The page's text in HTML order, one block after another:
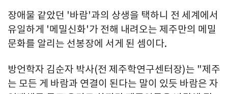
장애물 같았던 '바람'과의 상생을 택하니 전 세계에서
유일하게 '메밀신화'가 전해 내려오는 제주만의 메밀
문화를 알리는 선봉장에 서게 된 셈이다.
방언학자 김순자 박사(전 제주학연구센터장)는 "제주
는 모든 게 바람과 연결이 된다는 말이 있듯 바람은 자